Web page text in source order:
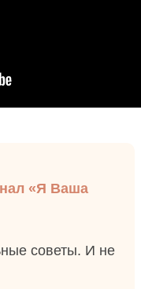
«Я Ваша
советы. И не